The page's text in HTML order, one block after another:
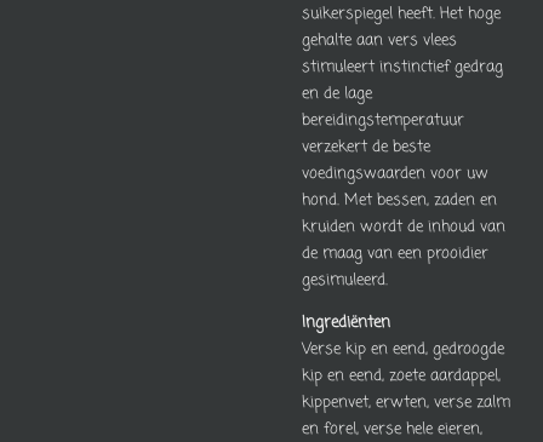
suikerspiegel heeft. Het hoge
gehalte aan vers vlees
stimuleert instinctief gedrag
en de lage
bereidingstemperatuur
verzekert de beste
voedingswaarden voor uw
hond. Met bessen, zaden en
kruiden wordt de inhoud van
de maag van een prooidier
gesimuleerd.
Ingrediënten
Verse kip en eend, gedroogde
kip en eend, zoete aardappel,
kippenvet, erwten, verse zalm
en forel, verse hele eieren,